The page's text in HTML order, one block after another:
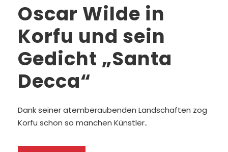
Oscar Wilde in
Korfu und sein
Gedicht „Santa
Decca“
Dank seiner atemberaubenden Landschaften zog
Korfu schon so manchen Künstler..